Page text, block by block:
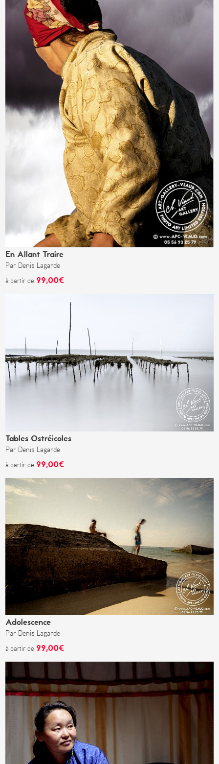
En Allant Traire
Par Denis Lagarde
à partir de 99,00€
Tables Ostréicoles
Par Denis Lagarde
à partir de 99,00€
Adolescence
Par Denis Lagarde
à partir de 99,00€